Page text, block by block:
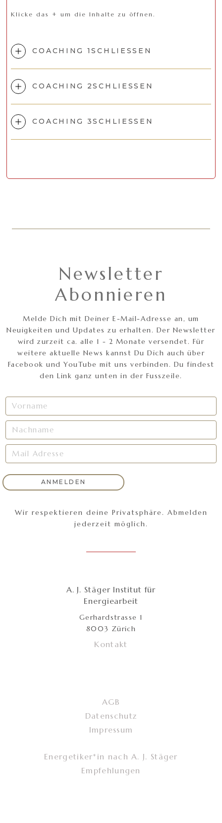
Klicke das + um die Inhalte zu öffnen.
COACHING 1SCHLIESSEN
COACHING 2SCHLIESSEN
COACHING 3SCHLIESSEN
Newsletter
Abonnieren
Melde Dich mit Deiner E-Mail-Adresse an, um
Neuigkeiten und Updates zu erhalten. Der Newsletter
wird zurzeit ca. alle 1 - 2 Monate versendet. Für
weitere aktuelle News kannst Du Dich auch über
Facebook und YouTube mit uns verbinden. Du findest
den Link ganz unten in der Fusszeile.
Wir respektieren deine Privatsphäre. Abmelden
jederzeit möglich.
A. J. Stäger Institut für
Energiearbeit
Gerhardstrasse 1
8003 Zürich
Kontakt
AGB
Datenschutz
Impressum
Energetiker*in nach A. J. Stäger
Empfehlungen